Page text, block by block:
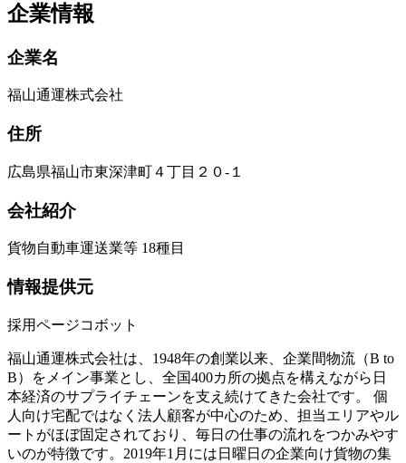
企業情報
企業名
福山通運株式会社
住所
広島県福山市東深津町４丁目２０‐１
会社紹介
貨物自動車運送業等 18種目
情報提供元
採用ページコボット
福山通運株式会社は、1948年の創業以来、企業間物流（B to
B）をメイン事業とし、全国400カ所の拠点を構えながら日
本経済のサプライチェーンを支え続けてきた会社です。 個
人向け宅配ではなく法人顧客が中心のため、担当エリアやル
ートがほぼ固定されており、毎日の仕事の流れをつかみやす
いのが特徴です。2019年1月には日曜日の企業向け貨物の集